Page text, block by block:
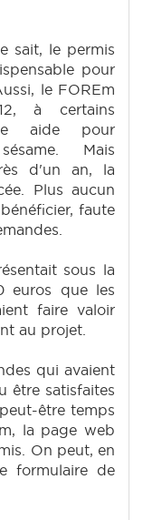
sait, le permis
pour
le FOREm
à certains
aide pour
Mais
d'un an, la
Plus aucun
faute
sous la
euros que les
faire valoir
au projet.
qui avaient
être satisfaites
être temps
la page web
On peut, en
formulaire de